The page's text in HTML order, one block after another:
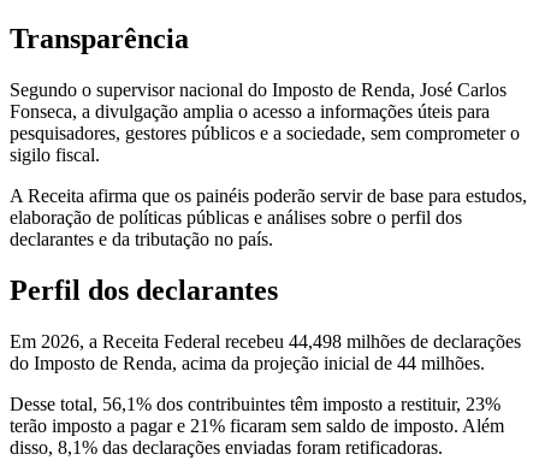
Transparência
Segundo o supervisor nacional do Imposto de Renda, José Carlos
Fonseca, a divulgação amplia o acesso a informações úteis para
pesquisadores, gestores públicos e a sociedade, sem comprometer o
sigilo fiscal.
A Receita afirma que os painéis poderão servir de base para estudos,
elaboração de políticas públicas e análises sobre o perfil dos
declarantes e da tributação no país.
Perfil dos declarantes
Em 2026, a Receita Federal recebeu 44,498 milhões de declarações
do Imposto de Renda, acima da projeção inicial de 44 milhões.
Desse total, 56,1% dos contribuintes têm imposto a restituir, 23%
terão imposto a pagar e 21% ficaram sem saldo de imposto. Além
disso, 8,1% das declarações enviadas foram retificadoras.